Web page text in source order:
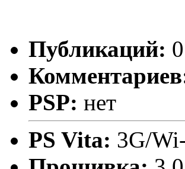
Публикаций: 0
PSP: нет
PS Vita: 3G/